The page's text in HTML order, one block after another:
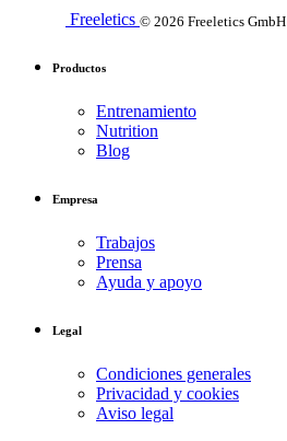
Freeletics © 2026 Freeletics GmbH
Productos
Entrenamiento
Nutrition
Blog
Empresa
Trabajos
Prensa
Ayuda y apoyo
Legal
Condiciones generales
Privacidad y cookies
Aviso legal